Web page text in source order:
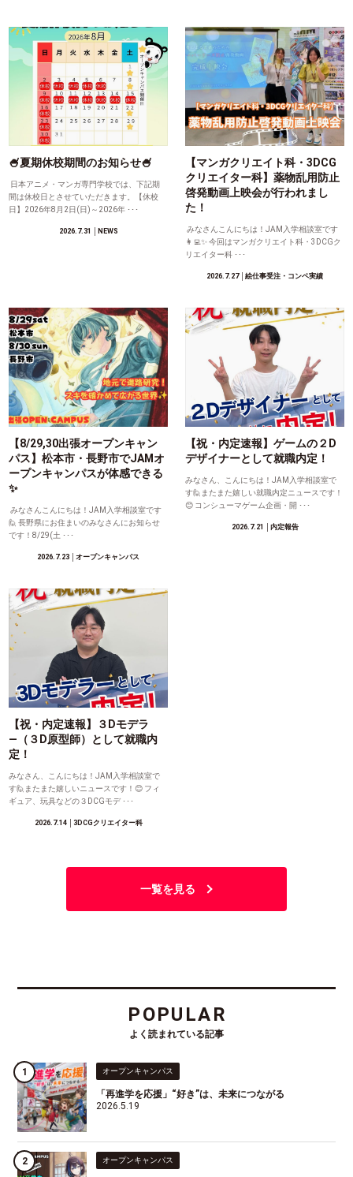
🍧夏期休校期間のお知らせ🍧
日本アニメ・マンガ専門学校では、下記期
間は休校日とさせていただきます。【休校
日】2026年8月2日(日)～2026年 ･･･
2026.7.31 │NEWS
【マンガクリエイト科・3DCG
クリエイター科】薬物乱用防止
啓発動画上映会が行われまし
た！
みなさんこんにちは！JAM入学相談室です
👩‍💻✨ 今回はマンガクリエイト科・3DCGク
リエイター科 ･･･
2026.7.27│絵仕事受注・コンペ実績
【8/29,30出張オープンキャン
パス】松本市・長野市でJAMオ
ープンキャンパスが体感できる
✨
みなさんこんにちは！JAM入学相談室です
🙋 長野県にお住まいのみなさんにお知らせ
です！8/29(土 ･･･
2026.7.23 │オープンキャンパス
【祝・内定速報】ゲームの２D
デザイナーとして就職内定！
みなさん、こんにちは！JAM入学相談室で
す🙋またまた嬉しい就職内定ニュースです！
😊 コンシューマゲーム企画・開 ･･･
2026.7.21 │内定報告
【祝・内定速報】３Dモデラ
―（３D原型師）として就職内
定！
みなさん、こんにちは！JAM入学相談室で
す🙋またまた嬉しいニュースです！😊 フィ
ギュア、玩具などの３DCGモデ ･･･
2026.7.14│3DCGクリエイター科
一覧を見る
POPULAR
よく読まれている記事
オープンキャンパス
「再進学を応援」“好き”は、未来につながる
2026.5.19
オープンキャンパス